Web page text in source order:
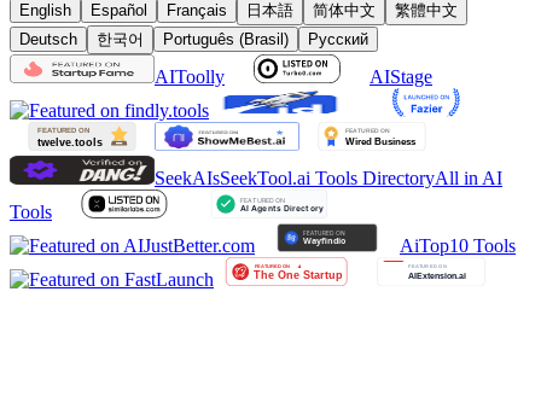
English Español Français 日本語 简体中文
繁體中文
Deutsch
한국어 Português (Brasil) Русский
AIToolly AIStage
SeekAIsSeekTool.ai Tools DirectoryAll in AI
Tools
AiTop10 Tools